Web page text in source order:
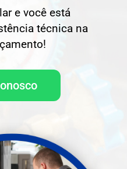
e você está
técnica na